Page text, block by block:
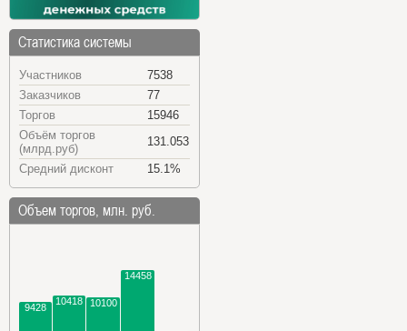
Статистика системы
Участников
7538
Заказчиков
77
Торгов
15946
Объём торгов
(млрд.руб)
131.053
Средний дисконт
15.1%
Объем торгов, млн. руб.
9428
10418 10100
14458